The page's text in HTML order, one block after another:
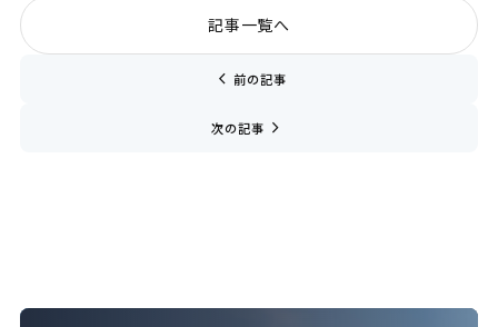
chevron_left 前の記事
記事一覧へ
次の記事 navigate_next